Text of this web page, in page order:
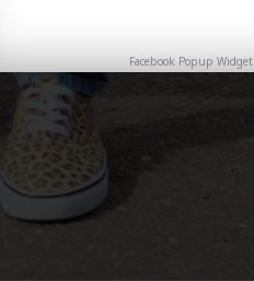
Facebook Popup Widget